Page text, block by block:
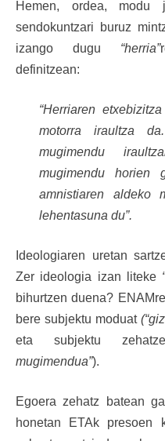
Hemen, ordea, modu
sendokuntzari buruz
izango dugu “herria”
definitzean:
“Herriaren
motorra iraultza
mugimendu
mugimendu horien
amnistiaren aldeko
lehentasuna du”.
Ideologiaren uretan
Zer ideologia izan liteke
bihurtzen duena?
bere subjektu moduat
eta subjektu
mugimendua”).
Egoera zehatz batean
honetan ETAk presoen